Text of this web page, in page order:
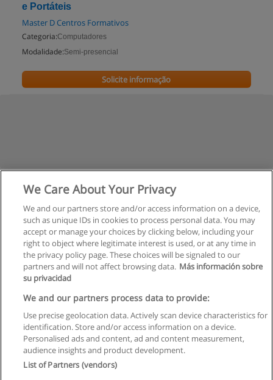
e Portáteis
Master D Centros Formativos
Categoria:Computadores
Modalidade:Semi-presencial
Solicite informação
Regras de uso
Privacidade de dados
Entrar em contato com Educaedu
Copyright © Educaedu Business S.L. - CIF : B-95610580: -
We Care About Your Privacy
We and our partners store and/or access information on a device,
such as unique IDs in cookies to process personal data. You may
accept or manage your choices by clicking below, including your
right to object where legitimate interest is used, or at any time in
the privacy policy page. These choices will be signaled to our
partners and will not affect browsing data. Más información sobre
su privacidad
We and our partners process data to provide:
Use precise geolocation data. Actively scan device characteristics for
identification. Store and/or access information on a device.
Personalised ads and content, ad and content measurement,
audience insights and product development.
List of Partners (vendors)